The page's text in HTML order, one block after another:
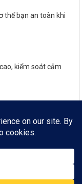
thể bạn an toàn khi
kiểm soát cảm
Tết Ất Tỵ cho 77,6
* EMAIL: